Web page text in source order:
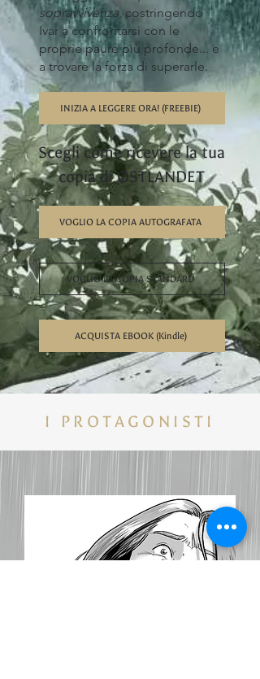
sopravvivenza, costringendo
Ivar a confrontarsi con le
proprie paure più profonde... e
a trovare la forza di superarle.
INIZIA A LEGGERE ORA! (FREEBIE)
Scegli come ricevere la tua
copia di ØSTLANDET
VOGLIO LA COPIA AUTOGRAFATA
VOGLIO LA COPIA STANDARD
ACQUISTA EBOOK (Kindle)
I PROTAGONISTI